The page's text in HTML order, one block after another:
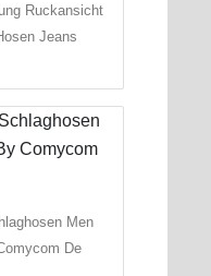
Ruckansicht
Jeans
Men
De